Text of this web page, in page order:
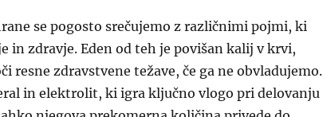
se pogosto srečujemo z različnimi pojmi, ki
in zdravje. Eden od teh je povišan kalij v krvi,
resne zdravstvene težave, če ga ne obvladujemo.
in elektrolit, ki igra ključno vlogo pri delovanju